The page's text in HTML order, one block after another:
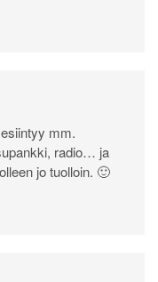
mm.
radio… ja
jo tuolloin. 🙂